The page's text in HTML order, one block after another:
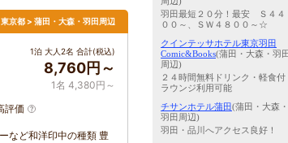
東京都 > 蒲田・大森・羽田周辺
1泊 大人2名 合計(税込)
8,760円～
1名 4,380円～
評価
など和洋印中の種類 豊
羽田最短２０分！最安 Ｓ４４
００～、ＳＷ４８００～☆
クインテッサホテル東京羽田
Comic&Books(蒲田・大森・羽
周辺)
２４時間無料ドリンク・軽食付
ラウンジ利用可能
チサンホテル蒲田(蒲田・大森・
羽田周辺)
羽田・品川へアクセス良好！